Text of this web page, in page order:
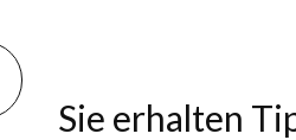
Sie erhalten